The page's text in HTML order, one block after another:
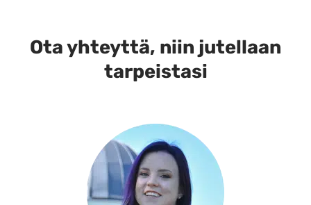
Ota yhteyttä, niin jutellaan
tarpeistasi